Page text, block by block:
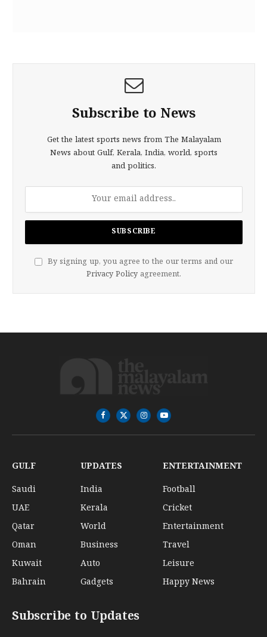
Subscribe to News
Get the latest sports news from The Malayalam
News about Gulf, Kerala, India, world, sports
and politics.
By signing up, you agree to the our terms and our
Privacy Policy agreement.
Facebook
X
(Twitter)
InstagramYouTube
GULF
Saudi
UAE
Qatar
Oman
Kuwait
Bahrain
UPDATES
India
Kerala
World
Business
Auto
Gadgets
ENTERTAINMENT
Football
Cricket
Entertainment
Travel
Leisure
Happy News
Subscribe to Updates